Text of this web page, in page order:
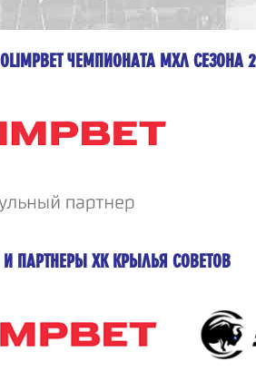
ЧЕМПИОНАТА МХЛ СЕЗОНА
ПАРТНЕРЫ ХК КРЫЛЬЯ СОВЕТОВ